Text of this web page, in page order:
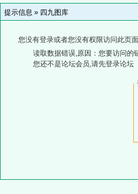
提示信息 » 四九图库
您没有登录或者您没有权限访问此页
读取数据错误,原因：您要访问的
您还不是论坛会员,请先登录论坛